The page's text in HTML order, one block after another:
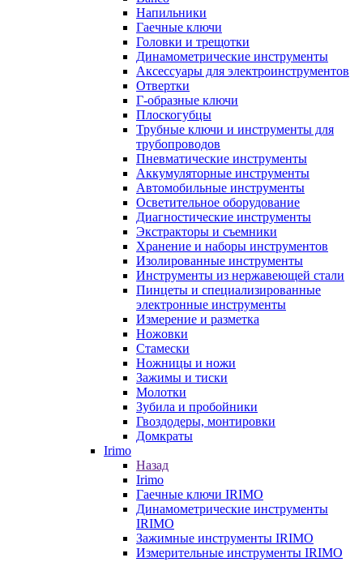
Напильники
Гаечные ключи
Головки и трещотки
Динамометрические инструменты
Аксессуары для электроинструментов
Отвертки
Г-образные ключи
Плоскогубцы
Трубные ключи и инструменты для
трубопроводов
Пневматические инструменты
Аккумуляторные инструменты
Автомобильные инструменты
Осветительное оборудование
Диагностические инструменты
Экстракторы и съемники
Хранение и наборы инструментов
Изолированные инструменты
Инструменты из нержавеющей стали
Пинцеты и специализированные
электронные инструменты
Измерение и разметка
Ножовки
Стамески
Ножницы и ножи
Зажимы и тиски
Молотки
Зубила и пробойники
Гвоздодеры, монтировки
Домкраты
Irimo
Назад
Irimo
Гаечные ключи IRIMO
Динамометрические инструменты
IRIMO
Зажимные инструменты IRIMO
Измерительные инструменты IRIMO